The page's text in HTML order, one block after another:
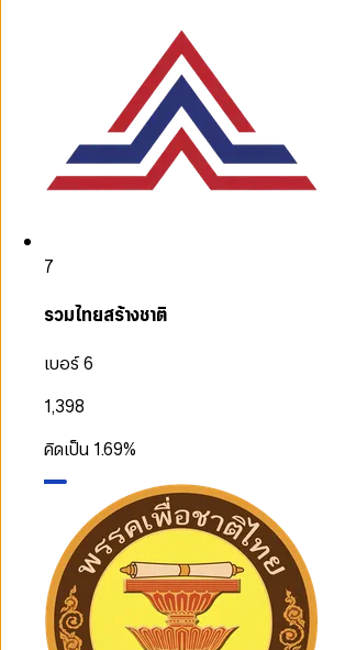
7
รวมไทยสร้างชาติ
เบอร์ 6
1,398
คิดเป็น 1.69%